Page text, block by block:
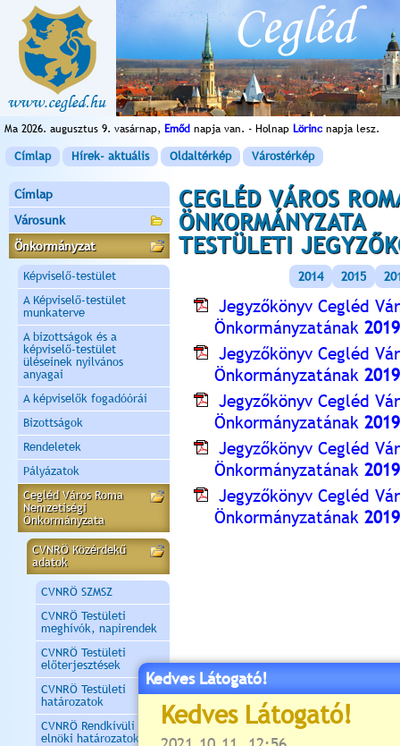
Ma 2026. augusztus 9. vasárnap, Emőd napja van. - Holnap Lörinc napja lesz.
Címlap Hírek- aktuális Oldaltérkép Várostérkép
Címlap
Városunk
Önkormányzat
Képviselő-testület
A Képviselő-testület
munkaterve
A bizottságok és a
képviselő-testület
üléseinek nyilvános
anyagai
A képviselők fogadóórái
Bizottságok
Rendeletek
Pályázatok
Cegléd Város Roma
Nemzetiségi
Önkormányzata
CVNRÖ Közérdekű
adatok
CVNRÖ SZMSZ
CVNRÖ Testületi
meghívók, napirendek
CVNRÖ Testületi
előterjesztések
CVNRÖ Testületi
határozatok
CVNRÖ Rendkívüli
elnöki határozatok
CEGLÉD VÁROS
ÖNKORMÁNYZATA
TESTÜLETI
2014 2015
Jegyzőkönyv Cegléd
Önkormányzatának
Jegyzőkönyv Cegléd
Önkormányzatának
Jegyzőkönyv Cegléd
Önkormányzatának
Jegyzőkönyv Cegléd
Önkormányzatának
Jegyzőkönyv Cegléd
Önkormányzatának
Kedves Látogató!